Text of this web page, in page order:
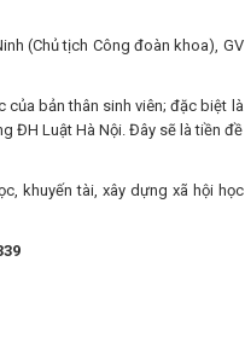
(Chủ tịch Công đoàn khoa), GV
của bản thân sinh viên; đặc biệt là
ĐH Luật Hà Nội. Đây sẽ là tiền đề
khuyến tài, xây dựng xã hội học